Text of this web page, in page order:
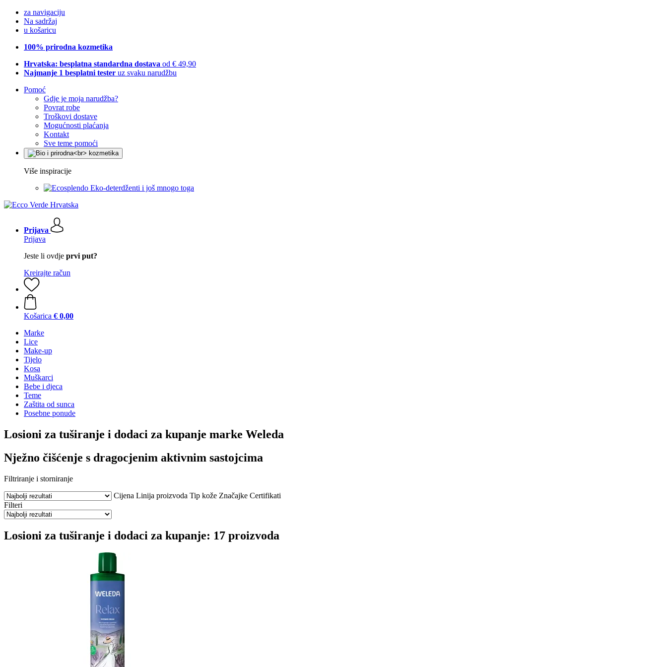
za navigaciju
Na sadržaj
u košaricu
100% prirodna kozmetika
Hrvatska: besplatna standardna dostava od € 49,90
Najmanje 1 besplatni tester uz svaku narudžbu
Pomoć
Gdje je moja narudžba?
Povrat robe
Troškovi dostave
Mogućnosti plaćanja
Kontakt
Sve teme pomoći
Više inspiracije
Eko-deterdženti i još mnogo toga
Prijava
Prijava
Jeste li ovdje prvi put?
Kreirajte račun
Košarica € 0,00
Marke
Lice
Make-up
Tijelo
Kosa
Muškarci
Bebe i djeca
Teme
Zaštita od sunca
Posebne ponude
Losioni za tuširanje i dodaci za kupanje marke Weleda
Nježno čišćenje s dragocjenim aktivnim sastojcima
Filtriranje i storniranje
Cijena Linija proizvoda Tip kože Značajke Certifikati
Filteri
Losioni za tuširanje i dodaci za kupanje: 17 proizvoda